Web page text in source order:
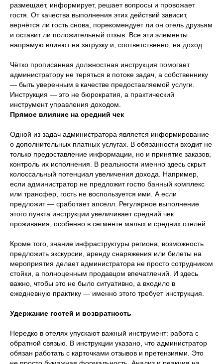
размещает, информирует, решает вопросы и провожает
гостя. От качества выполнения этих действий зависит,
вернётся ли гость снова, порекомендует ли он отель друзьям
и оставит ли положительный отзыв. Все эти элементы
напрямую влияют на загрузку и, соответственно, на доход.
Чётко прописанная должностная инструкция помогает
администратору не теряться в потоке задач, а собственнику
— быть уверенным в качестве предоставляемой услуги.
Инструкция — это не бюрократия, а практический
инструмент управления доходом.
Прямое влияние на средний чек
Одной из задач администратора является информирование
о дополнительных платных услугах. В обязанности входит не
только предоставление информации, но и принятие заказов,
контроль их исполнения. В реальности именно здесь скрыт
колоссальный потенциал увеличения дохода. Например,
если администратор не предложит гостю банный комплекс
или трансфер, гость не воспользуется ими. А если
предложит — сработает апселл. Регулярное выполнение
этого пункта инструкции увеличивает средний чек
проживания, особенно в сегменте малых и средних отелей.
Кроме того, знание инфраструктуры региона, возможность
предложить экскурсии, аренду снаряжения или билеты на
мероприятия делает администратора не просто сотрудником
стойки, а полноценным продавцом впечатлений. И здесь
важно, чтобы это не было ситуативно, а входило в
ежедневную практику — именно этого требует инструкция.
Удержание гостей и возвратность
Нередко в отелях упускают важный инструмент: работа с
обратной связью. В инструкции указано, что администратор
обязан работать с карточками отзывов и претензиями. Это